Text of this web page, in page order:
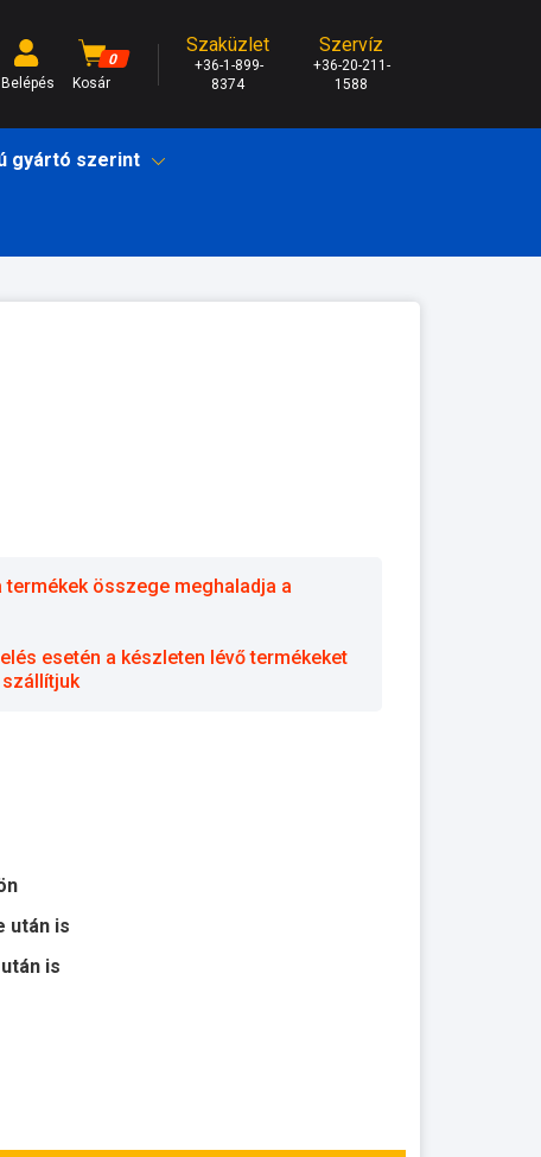
Belépés
0
Kosár
Szaküzlet
+36-1-899-
8374
Szervíz
+36-20-211-
1588
gyártó szerint
összege meghaladja a
esetén a készleten lévő termékeket
szállítjuk
után is
is